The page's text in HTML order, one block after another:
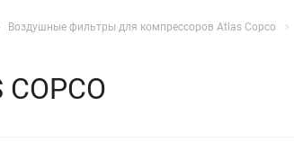
Воздушные фильтры для компрессоров Atlas Copco